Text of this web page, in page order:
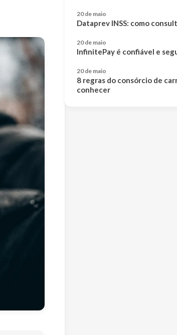
20 de maio
Dataprev INSS: como
20 de maio
InfinitePay é confiável e
20 de maio
8 regras do consórcio de
conhecer